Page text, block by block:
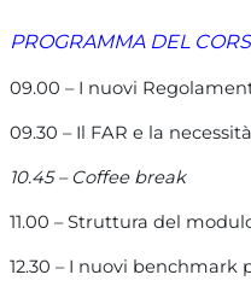
PROGRAMMA DEL
09.00 – I nuovi
09.30 – Il FAR e la
10.45 – Coffee break
11.00 – Struttura del
12.30 – I nuovi benchmark